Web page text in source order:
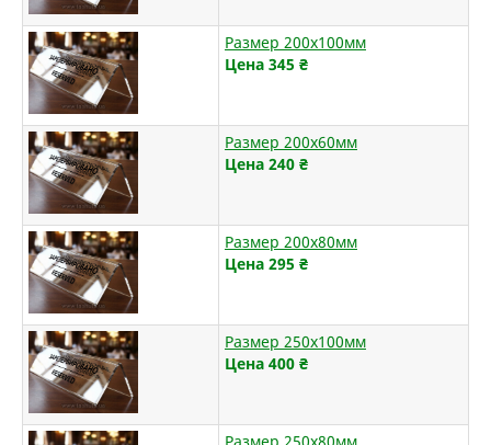
Размер 200х100мм
Цена 345 ₴
Размер 200х60мм
Цена 240 ₴
Размер 200х80мм
Цена 295 ₴
Размер 250х100мм
Цена 400 ₴